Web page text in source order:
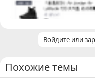
Войдите или
Похожие темы